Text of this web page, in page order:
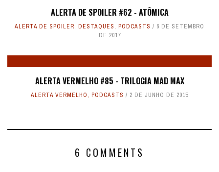
ALERTA DE SPOILER #62 - ATÔMICA
ALERTA DE SPOILER, DESTAQUES, PODCASTS
6 DE SETEMBRO
DE 2017
ALERTA VERMELHO #85 - TRILOGIA MAD MAX
ALERTA VERMELHO, PODCASTS 2 DE JUNHO DE 2015
6 COMMENTS